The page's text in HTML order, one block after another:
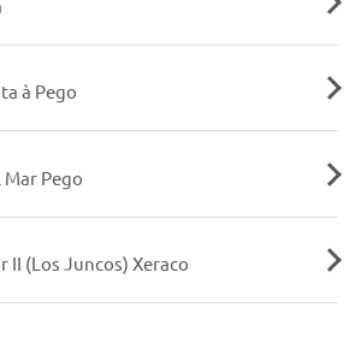
à Pego
Mar Pego
II (Los Juncos) Xeraco